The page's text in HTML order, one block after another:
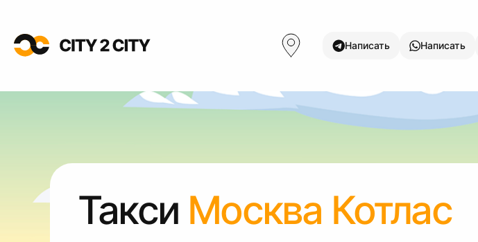
Написать Написать
Такси Москва Котлас